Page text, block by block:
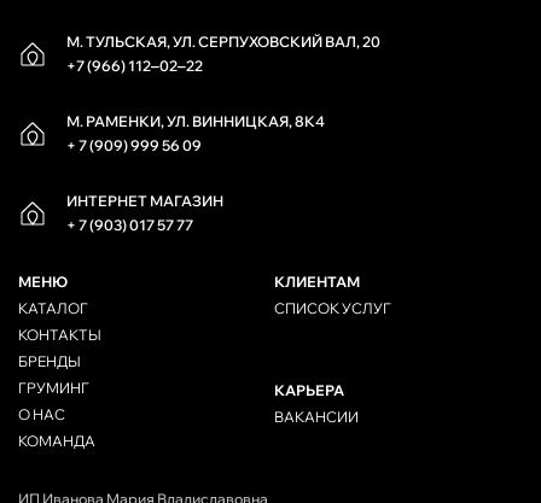
М. ТУЛЬСКАЯ, УЛ. СЕРПУХОВСКИЙ ВАЛ, 20
+7 (966) 112‒02‒22
М. РАМЕНКИ, УЛ. ВИННИЦКАЯ, 8К4
+ 7 (909) 999 56 09
ИНТЕРНЕТ МАГАЗИН
+ 7 (903) 017 57 77
МЕНЮ
КАТАЛОГ
КОНТАКТЫ
БРЕНДЫ
ГРУМИНГ
О НАС
КОМАНДА
КЛИЕНТАМ
СПИСОК УСЛУГ
КАРЬЕРА
ВАКАНСИИ
ИП Иванова Мария Владиславовна